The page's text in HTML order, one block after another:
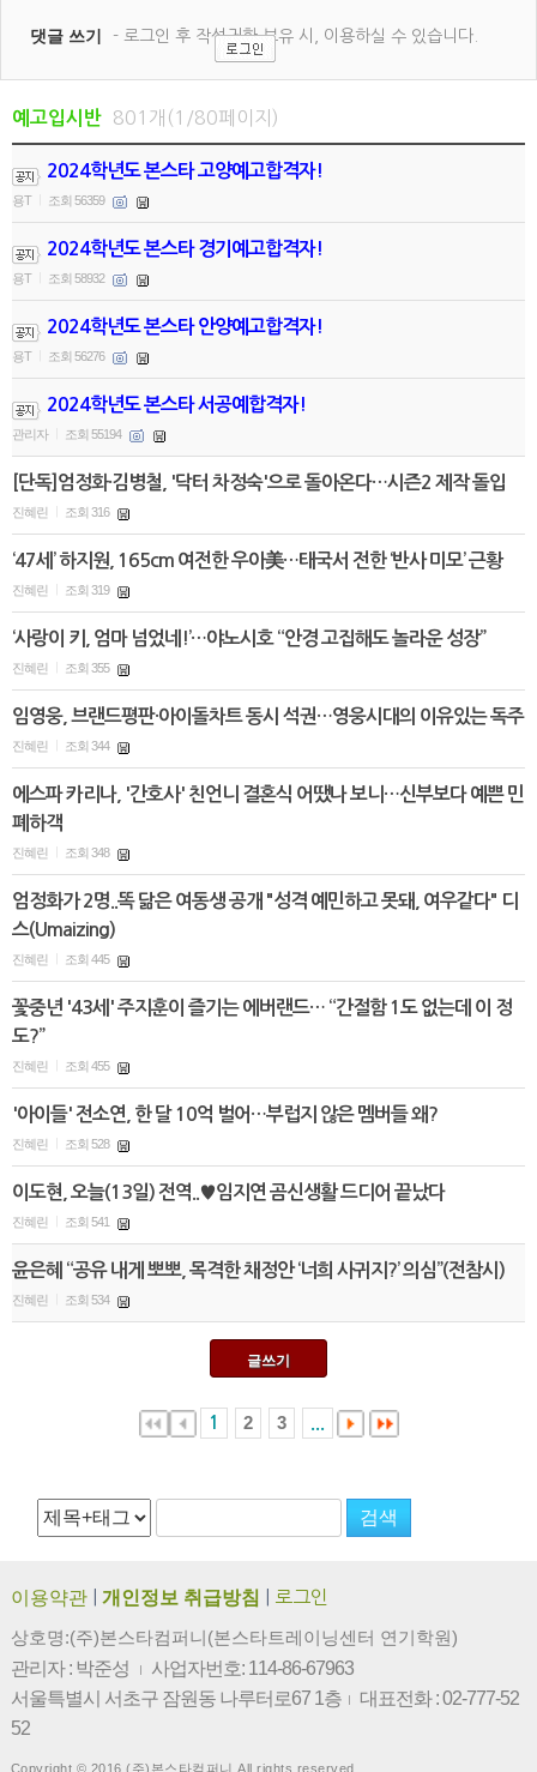
예고입시반 801개(1/80페이지)
2024학년도 본스타 고양예고합격자!
용T 조회 56359
2024학년도 본스타 경기예고합격자!
용T 조회 58932
2024학년도 본스타 안양예고합격자!
용T 조회 56276
2024학년도 본스타 서공예합격자!
관리자 조회 55194
[단독]엄정화·김병철, '닥터 차정숙'으로 돌아온다…시즌2 제작 돌입
진혜린 조회 316
‘47세’ 하지원, 165cm 여전한 우아美…태국서 전한 ‘반사 미모’ 근황
진혜린 조회 319
‘사랑이 키, 엄마 넘었네!’…야노시호 “안경 고집해도 놀라운 성장”
진혜린 조회 355
임영웅, 브랜드평판·아이돌차트 동시 석권…영웅시대의 이유있는 독주
진혜린 조회 344
에스파 카리나, '간호사' 친언니 결혼식 어땠나 보니…신부보다 예쁜 민
폐하객
진혜린 조회 348
엄정화가 2명..똑 닮은 여동생 공개 "성격 예민하고 못돼, 여우같다" 디
스(Umaizing)
진혜린 조회 445
꽃중년 '43세' 주지훈이 즐기는 에버랜드… “간절함 1도 없는데 이 정
도?”
진혜린 조회 455
'아이들' 전소연, 한 달 10억 벌어…부럽지 않은 멤버들 왜?
진혜린 조회 528
이도현, 오늘(13일) 전역..♥임지연 곰신생활 드디어 끝났다
진혜린 조회 541
윤은혜 “공유 내게 뽀뽀, 목격한 채정안 ‘너희 사귀지?’ 의심”(전참시)
진혜린 조회 534
글쓰기
1 2 3
이용약관 개인정보 취급방침 로그인
상호명:(주)본스타컴퍼니(본스타트레이닝센터 연기학원)
관리자 : 박준성
사업자번호: 114-86-67963
서울특별시 서초구 잠원동 나루터로67 1층
대표전화 : 02-777-52
52
Copyright © 2016 (주)본스타컴퍼니 All rights reserved.